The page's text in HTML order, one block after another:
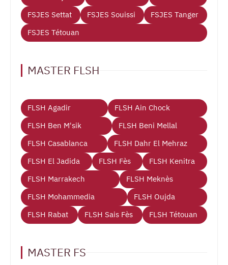
FSJES Settat
FSJES Souissi
FSJES Tanger
FSJES Tétouan
MASTER FLSH
FLSH Agadir
FLSH Ain Chock
FLSH Ben M'sik
FLSH Beni Mellal
FLSH Casablanca
FLSH Dahr El Mehraz
FLSH El Jadida
FLSH Fès
FLSH Kenitra
FLSH Marrakech
FLSH Meknès
FLSH Mohammedia
FLSH Oujda
FLSH Rabat
FLSH Sais Fès FLSH Tétouan
MASTER FS